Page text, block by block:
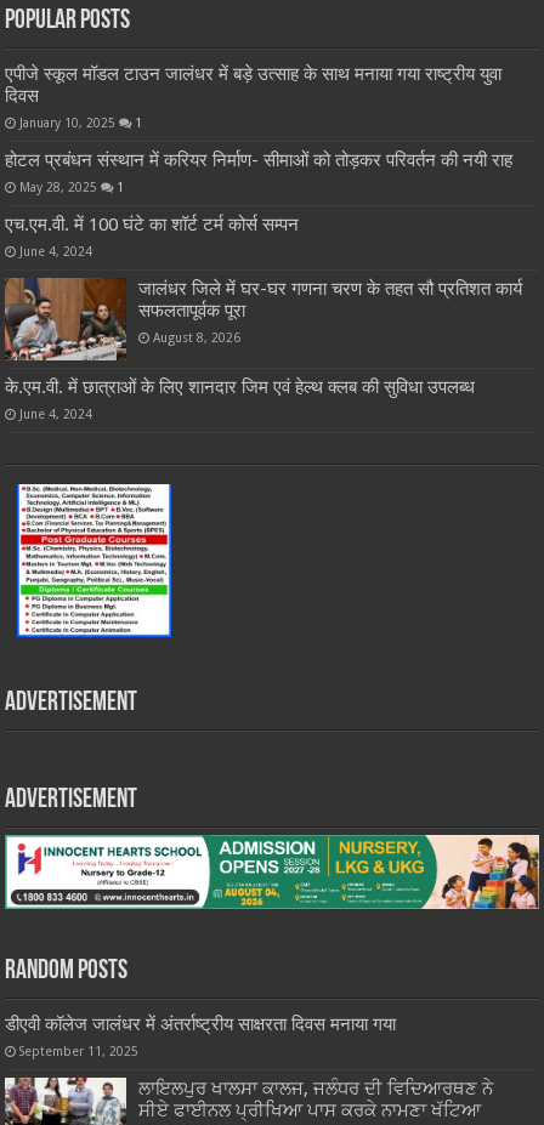
Popular Posts
एपीजे स्कूल मॉडल टाउन जालंधर में बड़े उत्साह के साथ मनाया गया राष्ट्रीय युवा
दिवस
January 10, 2025 1
होटल प्रबंधन संस्थान में करियर निर्माण- सीमाओं को तोड़कर परिवर्तन की नयी राह
May 28, 2025 1
एच.एम.वी. में 100 घंटे का शॉर्ट टर्म कोर्स सम्पन
June 4, 2024
जालंधर जिले में घर-घर गणना चरण के तहत सौ प्रतिशत कार्य
सफलतापूर्वक पूरा
August 8, 2026
के.एम.वी. में छात्राओं के लिए शानदार जिम एवं हेल्थ क्लब की सुविधा उपलब्ध
June 4, 2024
Advertisement
Advertisement
Random Posts
डीएवी कॉलेज जालंधर में अंतर्राष्ट्रीय साक्षरता दिवस मनाया गया
September 11, 2025
ਲਾਇਲਪੁਰ ਖਾਲਸਾ ਕਾਲਜ, ਜਲੰਧਰ ਦੀ ਵਿਦਿਆਰਥਣ ਨੇ
ਸੀਏ ਫਾਈਨਲ ਪ੍ਰੀਖਿਆ ਪਾਸ ਕਰਕੇ ਨਾਮਣਾ ਖੱਟਿਆ